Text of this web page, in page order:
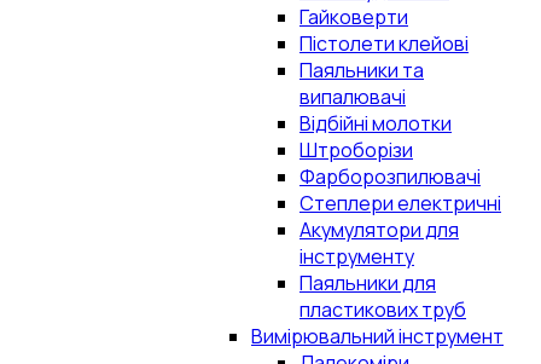
Гайковерти
Пістолети клейові
Паяльники та
випалювачі
Відбійні молотки
Штроборізи
Фарборозпилювачі
Степлери електричні
Акумулятори для
інструменту
Паяльники для
пластикових труб
Вимірювальний інструмент